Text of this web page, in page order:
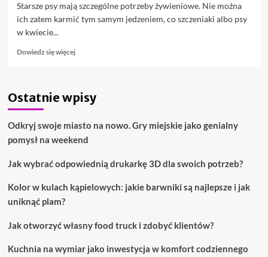
Starsze psy mają szczególne potrzeby żywieniowe. Nie można
ich zatem karmić tym samym jedzeniem, co szczeniaki albo psy
w kwiecie...
Dowiedz się więcejDowiedz
Dieta
psa
–
co
się
niej
Ostatnie wpisy
Odkryj swoje miasto na nowo. Gry miejskie jako genialny
pomysł na weekend
Jak wybrać odpowiednią drukarkę 3D dla swoich potrzeb?
Kolor w kulach kąpielowych: jakie barwniki są najlepsze i jak
uniknąć plam?
Jak otworzyć własny food truck i zdobyć klientów?
Kuchnia na wymiar jako inwestycja w komfort codziennego